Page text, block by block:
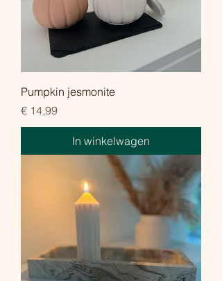
Pumpkin jesmonite
Prijs
€ 14,99
In winkelwagen